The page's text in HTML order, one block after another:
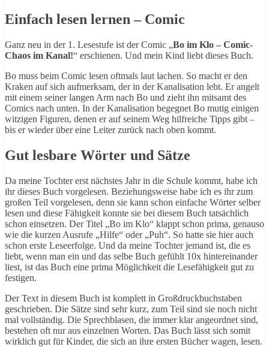
Einfach lesen lernen – Comic
Ganz neu in der 1. Lesestufe ist der Comic „Bo im Klo – Comic-
Chaos im Kanal!“ erschienen. Und mein Kind liebt dieses Buch.
Bo muss beim Comic lesen oftmals laut lachen. So macht er den
Kraken auf sich aufmerksam, der in der Kanalisation lebt. Er angelt
mit einem seiner langen Arm nach Bo und zieht ihn mitsamt des
Comics nach unten. In der Kanalisation begegnet Bo mutig einigen
witzigen Figuren, denen er auf seinem Weg hilfreiche Tipps gibt –
bis er wieder über eine Leiter zurück nach oben kommt.
Gut lesbare Wörter und Sätze
Da meine Tochter erst nächstes Jahr in die Schule kommt, habe ich
ihr dieses Buch vorgelesen. Beziehungsweise habe ich es ihr zum
großen Teil vorgelesen, denn sie kann schon einfache Wörter selber
lesen und diese Fähigkeit konnte sie bei diesem Buch tatsächlich
schon einsetzen. Der Titel „Bo im Klo“ klappt schon prima, genauso
wie die kurzen Ausrufe „Hilfe“ oder „Puh“. So hatte sie hier auch
schon erste Leseerfolge. Und da meine Tochter jemand ist, die es
liebt, wenn man ein und das selbe Buch gefühlt 10x hintereinander
liest, ist das Buch eine prima Möglichkeit die Lesefähigkeit gut zu
festigen.
Der Text in diesem Buch ist komplett in Großdruckbuchstaben
geschrieben. Die Sätze sind sehr kurz, zum Teil sind sie noch nicht
mal vollständig. Die Sprechblasen, die immer klar angeordnet sind,
bestehen oft nur aus einzelnen Worten. Das Buch lässt sich somit
wirklich gut für Kinder, die sich an ihre ersten Bücher wagen, lesen.